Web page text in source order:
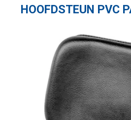
HOOFDSTEUN PVC